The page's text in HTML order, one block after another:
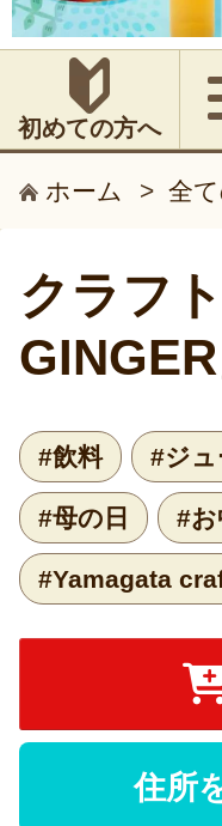
初めての方へ
ホーム > 全
クラフ
GINGER
#飲料 #ジュ
#母の日 #お
#Yamagata
住所